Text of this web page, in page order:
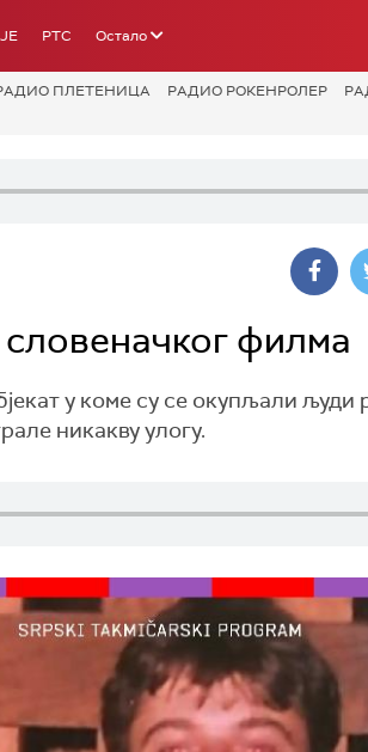
РТС Остало
ПЛЕТЕНИЦА РАДИО РОКЕНРОЛЕР
словеначког филма
у коме су се окупљали људи
никакву улогу.